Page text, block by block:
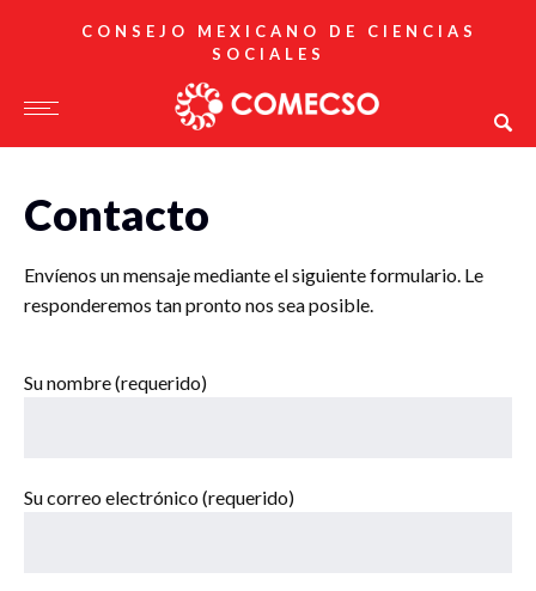
CONSEJO MEXICANO DE CIENCIAS
SOCIALES
Contacto
Envíenos un mensaje mediante el siguiente formulario. Le
responderemos tan pronto nos sea posible.
Su nombre (requerido)
Su correo electrónico (requerido)